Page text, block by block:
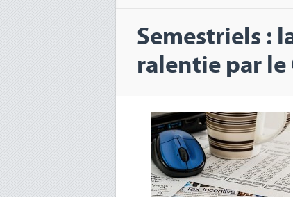
Semestriels :
ralentie par le